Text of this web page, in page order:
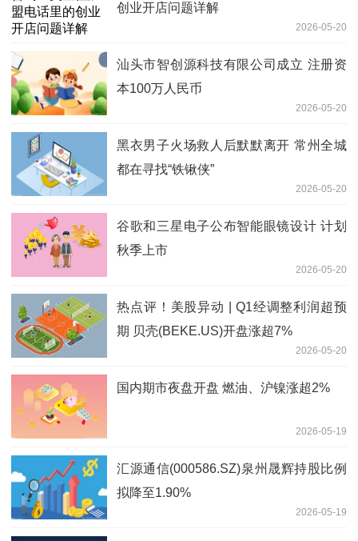
创业开店问题详解
2026-05-20
汕头市智创源科技有限公司成立 注册资
本100万人民币
2026-05-20
黑衣男子火场救人后默默离开 常州全城
都在寻找“铁锹侠”
2026-05-20
谷歌和三星电子公布智能眼镜设计 计划
秋季上市
2026-05-20
热点评！美股异动 | Q1经调整利润超预
期 贝壳(BEKE.US)开盘涨超7%
2026-05-20
国内期市夜盘开盘 燃油、沪镍涨超2%
2026-05-19
汇源通信(000586.SZ)泉州晟辉持股比例
拟降至1.90%
2026-05-19